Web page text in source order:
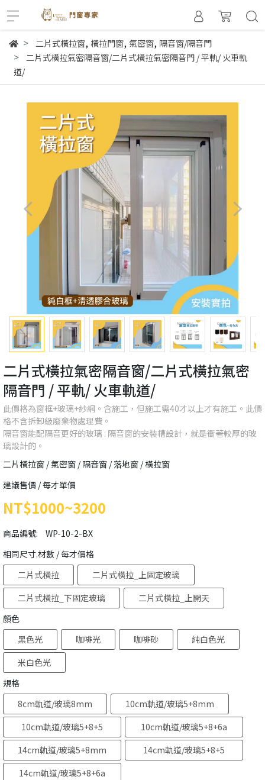
二片式橫拉窗, 橫拉門窗, 氣密窗, 隔音窗/隔音門
二片式橫拉氣密隔音窗/二片式橫拉氣密隔音門 / 平軌/ 火車軌
道/
二片式橫拉氣密隔音窗/二片式橫拉氣密
隔音門 / 平軌/ 火車軌道/
此價格為窗框+玻璃+紗網。含施工，但施工需40才以上才有施工。此價
格不含拆卸級廢棄物處理費。
隔音窗能配隔音更好的玻璃 : 隔音窗的安裝槽設計，就是衝著較厚的玻
璃設計的。
二片橫拉窗 / 氣密窗 / 隔音窗 / 落地窗 / 橫拉窗
建議售價 / 每才單價
NT$1000~3200
商品編號: WP-10-2-BX
相同尺寸.材數 / 每才價格
二片式橫拉
二片式橫拉_上固定玻璃
二片式橫拉_下固定玻璃
二片式橫拉_上開天
顏色
黑色光
咖啡光 咖啡砂
純白色光
米白色光
規格
8cm軌道/玻璃8mm
10cm軌道/玻璃5+8mm
10cm軌道/玻璃5+8+5
mm
10cm軌道/玻璃5+8+6a
+5mm
14cm軌道/玻璃5+8mm
14cm軌道/玻璃5+8+5
mm
14cm軌道/玻璃5+8+6a